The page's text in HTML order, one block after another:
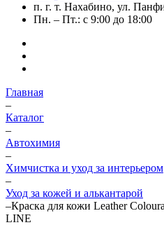
п. г. т. Нахабино, ул.
Пн. – Пт.: с 9:00 до 18:00
Главная
–
Каталог
–
Автохимия
–
Химчистка и уход за интерьером
–
Уход за кожей и алькантарой
–Краска для кожи Leather
LINE